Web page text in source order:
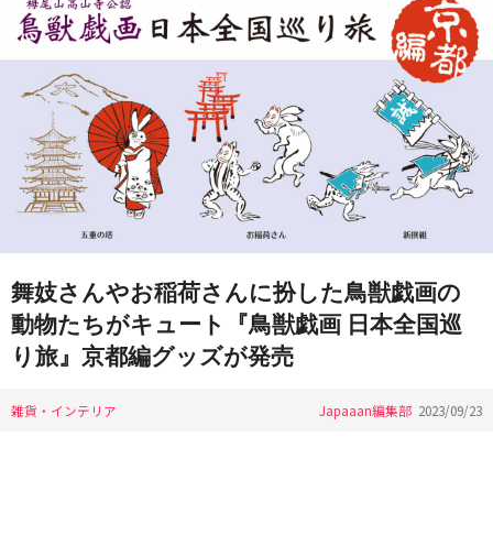
舞妓さんやお稲荷さんに扮した鳥獣戯画の
動物たちがキュート『鳥獣戯画 日本全国巡
り旅』京都編グッズが発売
雑貨・インテリア Japaaan編集部 2023/09/23